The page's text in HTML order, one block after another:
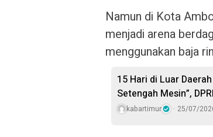
Namun di Kota
menjadi arena
menggunakan baja
15 Hari di Luar
Setengah Mesin”,
kabartimur 25/07/